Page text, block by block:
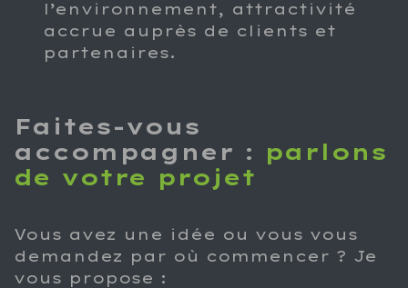
l’environnement, attractivité
accrue auprès de clients et
partenaires.
Faites-vous
accompagner :
parlons
de votre projet
Vous avez une idée ou vous vous
demandez par où commencer ? Je
vous propose :